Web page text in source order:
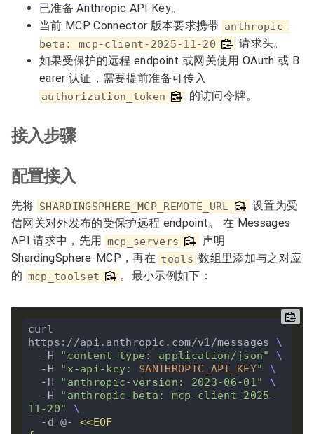
已准备 Anthropic API Key。
当前 MCP Connector 版本要求携带 anthropic-
beta: mcp-client-2025-11-20
请求头。
如果受保护的远程 endpoint 或网关使用 OAuth 或 B
earer 认证，需要提前准备可传入
authorization_token 的访问令牌。
接入步骤
配置接入
先将 SHARDINGSPHERE_MCP_REMOTE_URL
设置为受
信网关对外发布的受保护远程 endpoint。 在 Messages
API 请求中，先用 mcp_servers
声明
ShardingSphere-MCP，再在 tools 数组里添加与之对应
的 mcp_toolset 。最小示例如下：
curl
https://api.anthropic.com/v1/messages
  -H
"content-type: application/json"
  -H
"x-api-key: $ANTHROPIC_API_KEY"
  -H
"anthropic-version: 2023-06-01"
  -H
"anthropic-beta: mcp-client-2025-
11-20"
  -d @-